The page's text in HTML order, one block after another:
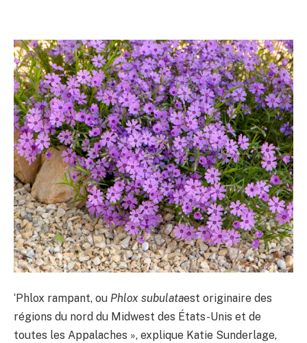
‘Phlox rampant, ou Phlox subulataest originaire des
régions du nord du Midwest des États-Unis et de
toutes les Appalaches », explique Katie Sunderlage,